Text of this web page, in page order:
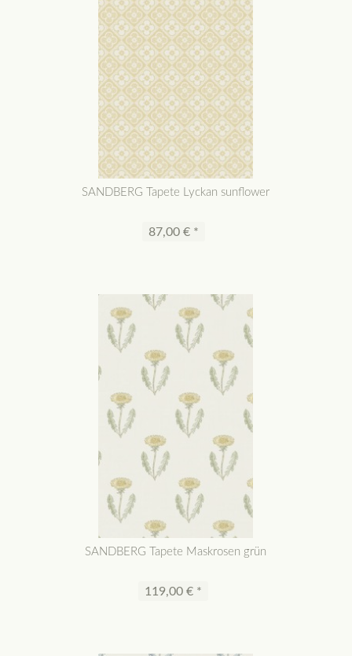
SANDBERG Tapete Lyckan sunflower
87,00 € *
SANDBERG Tapete Maskrosen grün
119,00 € *